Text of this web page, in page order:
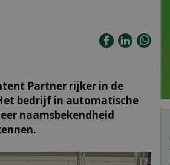
Partner rijker in de
bedrijf in automatische
naamsbekendheid